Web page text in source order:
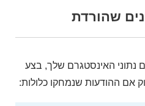
שהורדת
נתוני האינסטגרם שלך, בצע
אם ההודעות שנמחקו כלולות: